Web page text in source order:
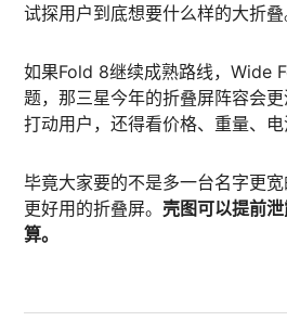
试探用户到底想要什么样的大折叠
如果Fold 8继续成熟路线，Wide
题，那三星今年的折叠屏阵容会
打动用户，还得看价格、重量、电
毕竟大家要的不是多一台名字更
更好用的折叠屏。 壳图可以提前
算。